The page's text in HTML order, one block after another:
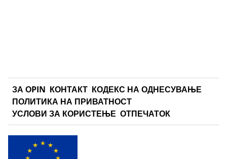
ЗА ОPIN КОНТАКТ КОДЕКС НА ОДНЕСУВАЊЕ
ПОЛИТИКА НА ПРИВАТНОСТ
УСЛОВИ ЗА КОРИСТЕЊЕ ОТПЕЧАТОК